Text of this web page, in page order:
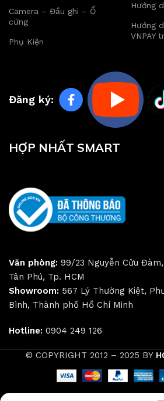
Camera – Đầu ghi – Ổ
cứng
Phụ Kiện
Hướng
Hướng
VNPAY
Đăng ký:
HỢP NHẤT SMART
Văn phòng: 99/23 Nguyễn Cửu
Tân Phú, Tp. HCM
Showroom: 567 Lý Thường Kiệt,
Bình, Thành phố Hồ Chí Minh
Hotline: 0904 249 126
© COPYRIGHT 2012 – 2025 BY